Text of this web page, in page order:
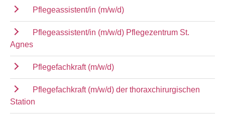
Pflegeassistent/in (m/w/d)
Pflegeassistent/in (m/w/d) Pflegezentrum St.
Agnes
Pflegefachkraft (m/w/d)
Pflegefachkraft (m/w/d) der thoraxchirurgischen
Station